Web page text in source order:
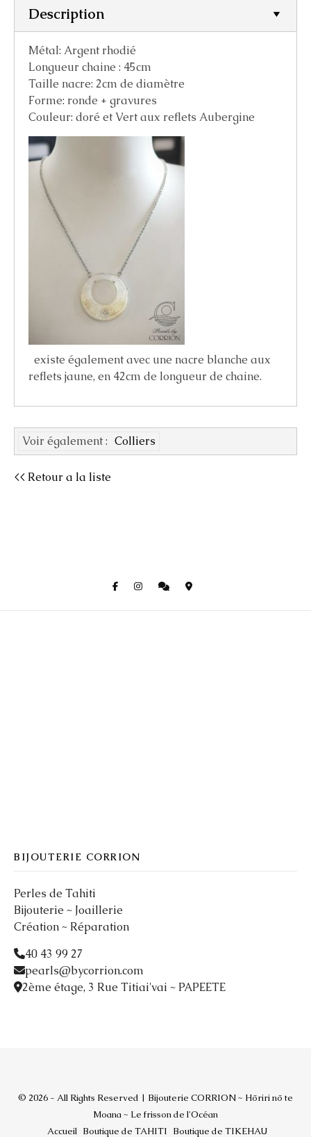
Description
Métal: Argent rhodié
Longueur chaine : 45cm
Taille nacre: 2cm de diamètre
Forme: ronde + gravures
Couleur: doré et Vert aux reflets Aubergine
existe également avec une nacre blanche aux
reflets jaune, en 42cm de longueur de chaine.
Voir également : Colliers
<< Retour a la liste
BIJOUTERIE CORRION
Perles de Tahiti
Bijouterie ~ Joaillerie
Création ~ Réparation
40 43 99 27
pearls@bycorrion.com
2ème étage, 3 Rue Titiai'vai ~ PAPEETE
© 2026 - All Rights Reserved | Bijouterie CORRION ~ Hōriri nō te
Moana ~ Le frisson de l'Océan
Accueil Boutique de TAHITI Boutique de TIKEHAU